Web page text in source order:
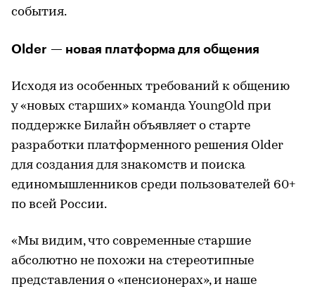
события.
Older — новая платформа для общения
Исходя из особенных требований к общению
у «новых старших» команда YoungOld при
поддержке Билайн объявляет о старте
разработки платформенного решения Older
для создания для знакомств и поиска
единомышленников среди пользователей 60+
по всей России.
«Мы видим, что современные старшие
абсолютно не похожи на стереотипные
представления о «пенсионерах», и наше